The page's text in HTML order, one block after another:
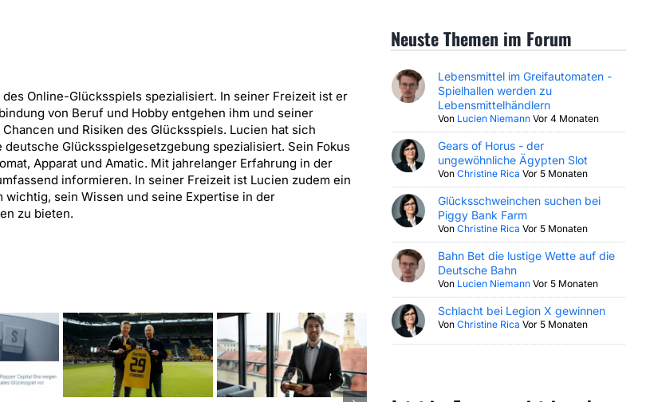
Online-Glücksspiels spezialisiert. In seiner Freizeit ist er
von Beruf und Hobby entgehen ihm und seiner
und Risiken des Glücksspiels. Lucien hat sich
Glücksspielgesetzgebung spezialisiert. Sein Fokus
Apparat und Amatic. Mit jahrelanger Erfahrung in der
informieren. In seiner Freizeit ist Lucien zudem ein
sein Wissen und seine Expertise in der
zu bieten.
Neuste Themen im Forum
Lebensmittel im Greifautomaten -
Spielhallen werden zu
Lebensmittelhändlern
Von Lucien Niemann Vor 4 Monaten
Gears of Horus - der
ungewöhnliche Ägypten Slot
VonChristine Rica Vor 5 Monaten
Glücksschweinchen suchen bei
Piggy Bank Farm
VonChristine Rica Vor 5 Monaten
Bahn Bet die lustige Wette auf die
Deutsche Bahn
Von Lucien Niemann Vor 5 Monaten
Schlacht bei Legion X gewinnen
VonChristine Rica Vor 5 Monaten